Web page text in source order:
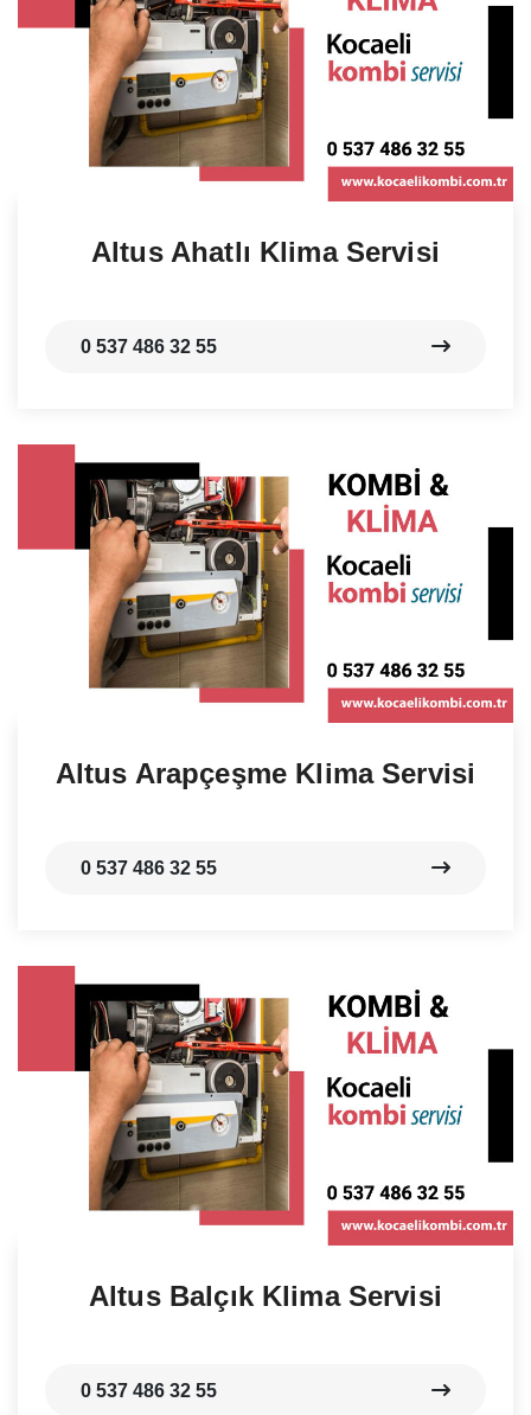
Altus Ahatlı Klima Servisi
0 537 486 32 55
Altus Arapçeşme Klima Servisi
0 537 486 32 55
Altus Balçık Klima Servisi
0 537 486 32 55